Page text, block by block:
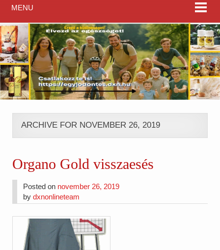
MENU
ARCHIVE FOR NOVEMBER 26, 2019
Organo Gold visszaesés
Posted on november 26, 2019
bydxnonlineteam